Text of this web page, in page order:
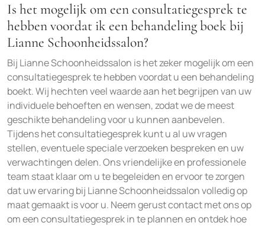
Is het mogelijk om een consultatiegesprek te
hebben voordat ik een behandeling boek bij
Lianne Schoonheidssalon?
Bij Lianne Schoonheidssalon is het zeker mogelijk om een
consultatiegesprek te hebben voordat u een behandeling
boekt. Wij hechten veel waarde aan het begrijpen van uw
individuele behoeften en wensen, zodat we de meest
geschikte behandeling voor u kunnen aanbevelen.
Tijdens het consultatiegesprek kunt u al uw vragen
stellen, eventuele speciale verzoeken bespreken en uw
verwachtingen delen. Ons vriendelijke en professionele
team staat klaar om u te begeleiden en ervoor te zorgen
dat uw ervaring bij Lianne Schoonheidssalon volledig op
maat gemaakt is voor u. Neem gerust contact met ons op
om een consultatiegesprek in te plannen en ontdek hoe